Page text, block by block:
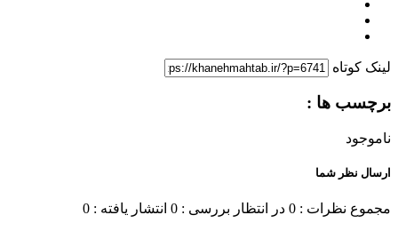
لینک کوتاه
برچسب ها :
ناموجود
ارسال نظر شما
مجموع نظرات : 0 در انتظار بررسی : 0 انتشار یافته : 0